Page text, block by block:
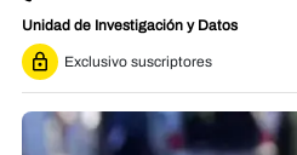
Unidad de Investigación y Datos
Exclusivo suscriptores